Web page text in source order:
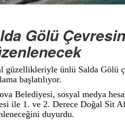
Gölü
güzellikleriyle ünlü Salda Gölü
başlatılıyor.
Belediyesi, sosyal medya
ile 1. ve 2. Derece Doğal Sit
duyurdu.